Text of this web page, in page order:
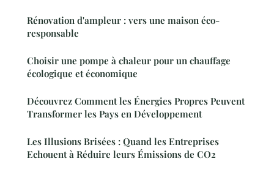
Rénovation d'ampleur : vers une maison éco-
responsable
Choisir une pompe à chaleur pour un chauffage
écologique et économique
Découvrez Comment les Énergies Propres Peuvent
Transformer les Pays en Développement
Les Illusions Brisées : Quand les Entreprises
Echouent à Réduire leurs Émissions de CO2